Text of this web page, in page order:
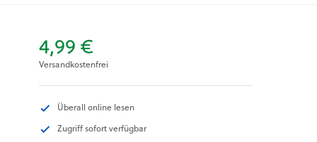
4,99 €
Versandkostenfrei
Überall online lesen
Zugriff sofort verfügbar